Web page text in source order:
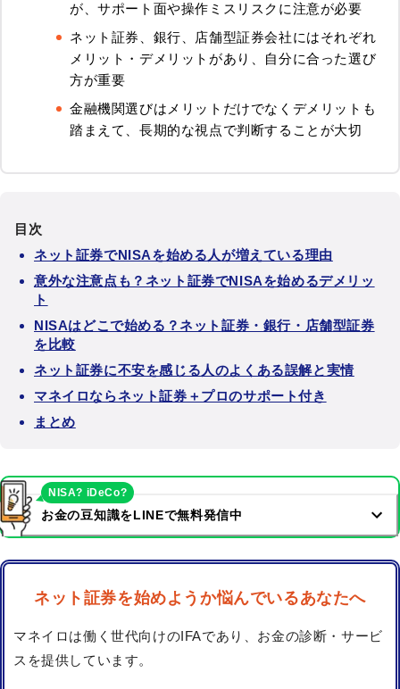
が、サポート面や操作ミスリスクに注意が必要
ネット証券、銀行、店舗型証券会社にはそれぞれ
メリット・デメリットがあり、自分に合った選び
方が重要
金融機関選びはメリットだけでなくデメリットも
踏まえて、長期的な視点で判断することが大切
目次
ネット証券でNISAを始める人が増えている理由
意外な注意点も？ネット証券でNISAを始めるデメリッ
ト
NISAはどこで始める？ネット証券・銀行・店舗型証券
を比較
ネット証券に不安を感じる人のよくある誤解と実情
マネイロならネット証券＋プロのサポート付き
まとめ
お金の豆知識をLINEで無料発信中
NISA? iDeCo?
ネット証券を始めようか悩んでいるあなたへ
マネイロは働く世代向けのIFAであり、お金の診断・サービ
スを提供しています。